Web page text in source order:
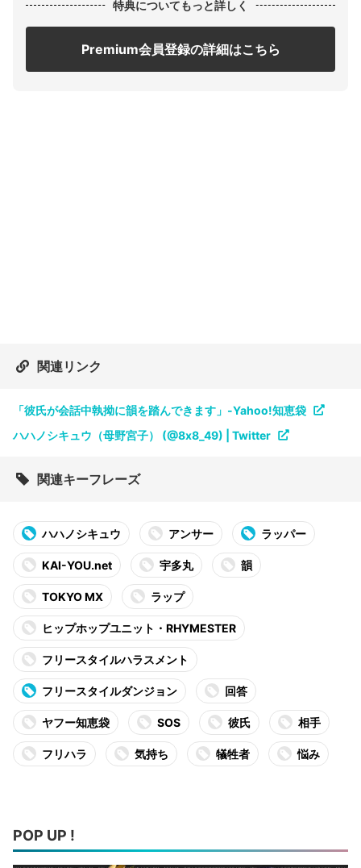
特典についてもっと詳しく
Premium会員登録の詳細はこちら
関連リンク
「彼氏が会話中執拗に韻を踏んできます」-Yahoo!知恵袋
ハハノシキュウ（母野宮子） (@8x8_49) | Twitter
関連キーフレーズ
ハハノシキュウ アンサー ラッパー
KAI-YOU.net 宇多丸 韻
TOKYO MX ラップ
ヒップホップユニット・RHYMESTER
フリースタイルハラスメント
フリースタイルダンジョン 回答
ヤフー知恵袋 SOS 彼氏 相手
フリハラ 気持ち 犠牲者 悩み
POP UP !